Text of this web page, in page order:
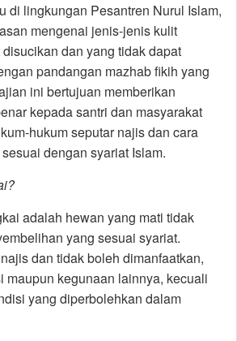
di lingkungan Pesantren Nurul Islam,
mengenai jenis-jenis kulit
dan yang tidak dapat
pandangan mazhab fikih yang
ini bertujuan memberikan
kepada santri dan masyarakat
hukum seputar najis dan cara
dengan syariat Islam.
adalah hewan yang mati tidak
yang sesuai syariat.
dan tidak boleh dimanfaatkan,
maupun kegunaan lainnya, kecuali
yang diperbolehkan dalam